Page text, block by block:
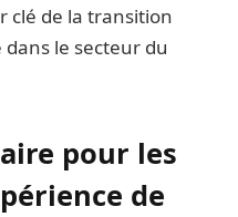
clé de la transition
le secteur du
pour les
de